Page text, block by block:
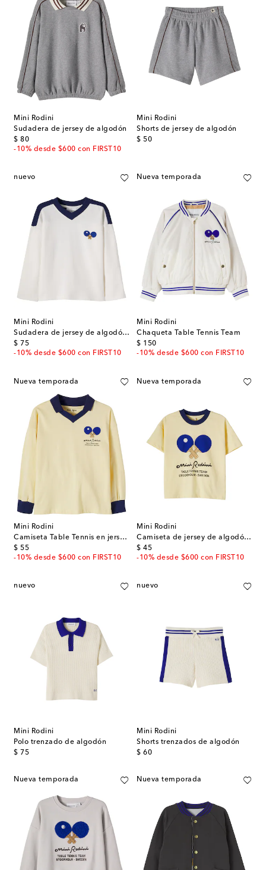
Mini Rodini
Sudadera de jersey de algodón
$ 80
original price
-10% desde $600 con FIRST10
Mini Rodini
Shorts de jersey de algodón
$ 50
original price
nuevo
Mini Rodini
Sudadera de jersey de algodón estampada
$ 75
original price
-10% desde $600 con FIRST10
Nueva temporada
Mini Rodini
Chaqueta Table Tennis Team
$ 150
original price
-10% desde $600 con FIRST10
Nueva temporada
Mini Rodini
Camiseta Table Tennis en jersey de algodón
$ 55
original price
-10% desde $600 con FIRST10
Nueva temporada
Mini Rodini
Camiseta de jersey de algodón estampada
$ 45
original price
-10% desde $600 con FIRST10
nuevo
Mini Rodini
Polo trenzado de algodón
$ 75
original price
nuevo
Mini Rodini
Shorts trenzados de algodón
$ 60
original price
Nueva temporada Nueva temporada